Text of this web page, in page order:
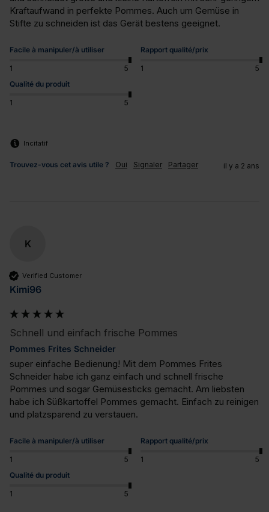
Kraftaufwand in perfekte Pommes. Auch um Gemüse in
Stifte zu schneiden ist das Gerät bestens geeignet.
Facile à manipuler/à utiliser
1 5
Rapport qualité/prix
1
5
Qualité du produit
1 5
Incitatif
Trouvez-vous cet avis utile ? Oui Signaler Partager il y a 2 ans
K
Verified Customer
Kimi96
Schnell und einfach frische Pommes
Pommes Frites Schneider
super einfache Bedienung! Mit dem Pommes Frites
Schneider habe ich ganz einfach und schnell frische
Pommes und sogar Gemüsesticks gemacht. Am liebsten
habe ich Süßkartoffel Pommes gemacht. Einfach zu reinigen
und platzsparend zu verstauen.
Facile à manipuler/à utiliser
1 5
Rapport qualité/prix
1
5
Qualité du produit
1 5